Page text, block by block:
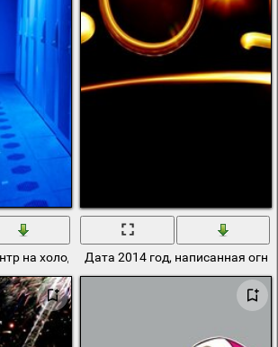
на холодном фонеДата 2014 год, написанная